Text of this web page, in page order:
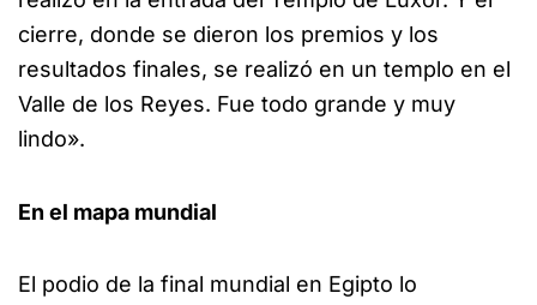
cierre, donde se dieron los premios y los
resultados finales, se realizó en un templo en el
Valle de los Reyes. Fue todo grande y muy
lindo».
En el mapa mundial
El podio de la final mundial en Egipto lo